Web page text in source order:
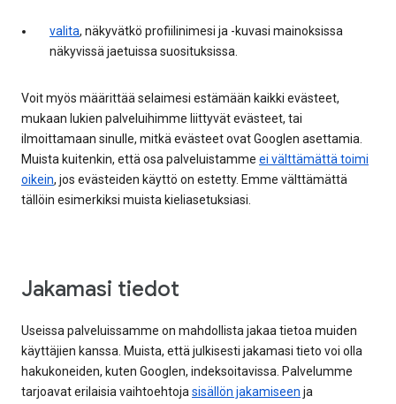
valita, näkyvätkö profiilinimesi ja -kuvasi mainoksissa
näkyvissä jaetuissa suosituksissa.
Voit myös määrittää selaimesi estämään kaikki evästeet,
mukaan lukien palveluihimme liittyvät evästeet, tai
ilmoittamaan sinulle, mitkä evästeet ovat Googlen asettamia.
Muista kuitenkin, että osa palveluistamme ei välttämättä toimi
oikein, jos evästeiden käyttö on estetty. Emme välttämättä
tällöin esimerkiksi muista kieliasetuksiasi.
Jakamasi tiedot
Useissa palveluissamme on mahdollista jakaa tietoa muiden
käyttäjien kanssa. Muista, että julkisesti jakamasi tieto voi olla
hakukoneiden, kuten Googlen, indeksoitavissa. Palvelumme
tarjoavat erilaisia vaihtoehtojasisällön jakamiseen ja